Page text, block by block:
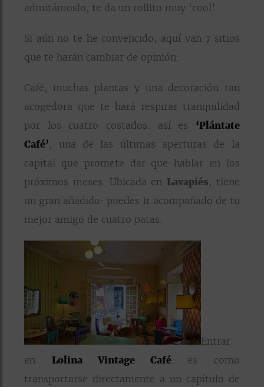
admitámoslo, te da un rollito muy ‘cool’.
Si aún no te he convencido, aquí van 7 sitios
que te harán cambiar de opinión:
Café, muchas plantas y una decoración tan
acogedora que te hará respirar tranquilidad
por los cuatro costados: así es ‘Plántate
Café’, una de las últimas aperturas de la
capital que promete dar que hablar en los
próximos meses. Ubicada en Lavapiés, tiene
un gran añadido: puedes ir acompañado de tu
mejor amigo de cuatro patas.
Entrar
en Lolina Vintage Café es como
transportarse directamente a un capítulo de